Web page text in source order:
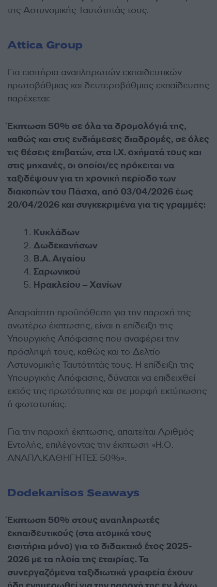
της Αστυνομικής Ταυτότητάς τους.
Attica Group
Για εισιτήρια αναπληρωτών εκπαιδευτικών
πρωτοβάθμιας και δευτεροβάθμιας εκπαίδευσης
παρέχεται:
Έκπτωση 50% σε όλα τα δρομολόγιά της,
καθώς και στις ενδιάμεσες διαδρομές, σε όλες
τις θέσεις επιβατών, στα Ι.Χ. οχήματά τους και
στις μηχανές, οι οποίοι/ες πρόκειται να
ταξιδέψουν για τη χρονική περίοδο των
διακοπών του Πάσχα, από 03/04/2026 έως
20/04/2026 και συγκεκριμένα για τις γραμμές:
Κυκλάδων
Δωδεκανήσων
Β.Α. Αιγαίου
Σαρωνικού
Ηρακλείου – Χανίων
Απαραίτητη προϋπόθεση για την παροχή της
ανωτέρω έκπτωσης, είναι η επίδειξη της
Υπουργικής Απόφασης που αναφέρει την
πρόσληψή τους, καθώς και το Δελτίο
Αστυνομικής Ταυτότητάς τους. Η επίδειξη της
Υπουργικής Απόφασης, δύναται να επιδειχθεί
εκτός της πρωτότυπης και σε μορφή εκτύπωσης
ή φωτοτυπίας.
Για την παροχή έκπτωσης, απαιτείται Αριθμός
Εντολής, επιλέγοντας την έκπτωση «Η.Ο.
ΑΝΑΠΛ.ΚΑΘΗΓΗΤΕΣ 50%».
Dodekanisos Seaways
Έκπτωση 50% στους αναπληρωτές
εκπαιδευτικούς (στα ατομικά τους
εισιτήρια μόνο) για το διδακτικό έτος 2025-
2026 με τα πλοία της εταιρίας. Τα
συνεργαζόμενα ταξιδιωτικά γραφεία έχουν